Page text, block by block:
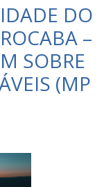
DO
–
SOBRE
(MP